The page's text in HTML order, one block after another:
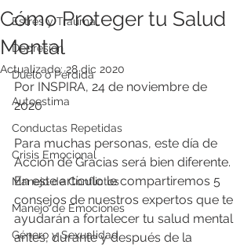
Estrés y Trauma
Depresión
Duelo o Pérdida
Autoestima
Conductas Repetidas
Crisis Emocional
Manejo de Conflictos
Manejo de Emociones
Género y Sexualidad
Cómo Proteger tu Salud
Mental
Actualizado:28 dic 2020
Por INSPIRA, 24 de noviembre de
2020
Para muchas personas, este día de
Acción de Gracias será bien diferente.
En este artículo le compartiremos 5
consejos de nuestros expertos que te
ayudarán a fortalecer tu salud mental
antes, durante y después de la